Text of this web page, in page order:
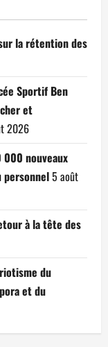
la rétention des
Sportif Ben
et
2026
000 nouveaux
personnel5 août
à la tête des
du
et du